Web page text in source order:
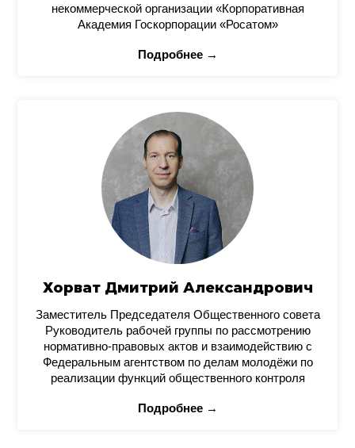
некоммерческой организации «Корпоративная
Академия Госкорпорации «Росатом»
Подробнее →
Хорват Дмитрий Александрович
Заместитель Председателя Общественного совета
Руководитель рабочей группы по рассмотрению
нормативно-правовых актов и взаимодействию с
Федеральным агентством по делам молодёжи по
реализации функций общественного контроля
Подробнее →